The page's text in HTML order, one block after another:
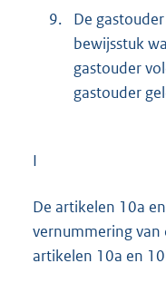
9.
De
bewijsstuk
gastouder
gastouder
I
De artikelen 10a
vernummering
artikelen 10a en